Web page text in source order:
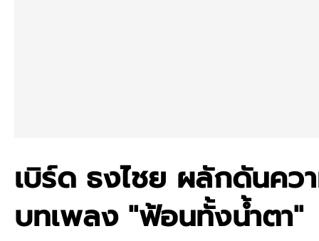
เบิร์ด ธงไชย ผลักดันคว
บทเพลง "ฟ้อนทั้งน้ำตา"